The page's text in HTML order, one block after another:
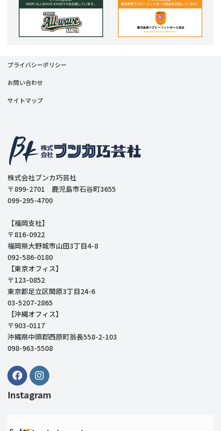
プライバシーポリシー
お問い合わせ
サイトマップ
株式会社ブンカ巧芸社
〒899-2701 鹿児島市石谷町3655
099-295-4700
【福岡支社】
〒816-0922
福岡県大野城市山田3丁目4-8
092-586-0180
【東京オフィス】
〒123-0852
東京都足立区関原3丁目24-6
03-5207-2865
【沖縄オフィス】
〒903-0117
沖縄県中頭郡西原町翁長558-2-103
098-963-5508
Instagram